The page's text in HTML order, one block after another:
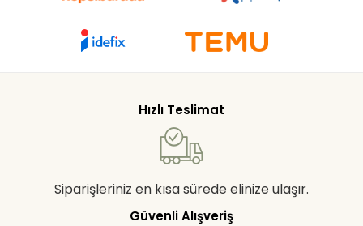
Hızlı Teslimat
Siparişleriniz en kısa sürede elinize ulaşır.
Güvenli Alışveriş